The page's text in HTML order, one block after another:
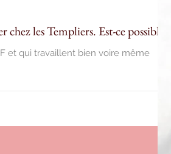
les Templiers. Est-ce possible ?
et qui travaillent bien voire même